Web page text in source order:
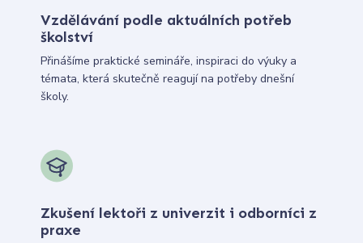
Vzdělávání podle aktuálních potřeb
školství
Přinášíme praktické semináře, inspiraci do výuky a
témata, která skutečně reagují na potřeby dnešní
školy.
Zkušení lektoři z univerzit i odborníci z
praxe